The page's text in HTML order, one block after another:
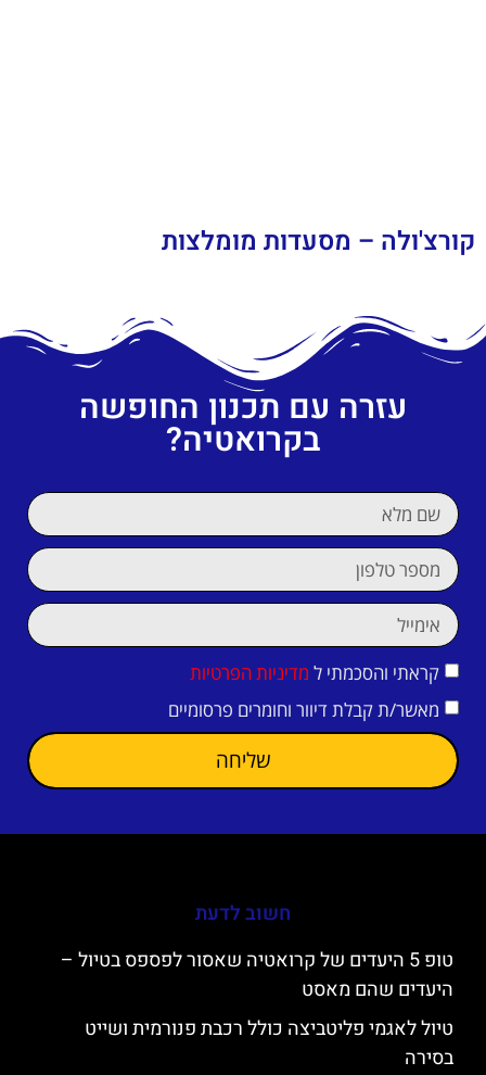
קורצ'ולה – מסעדות מומלצות
עזרה עם תכנון החופשה
בקרואטיה?
קראתי והסכמתי ל מדיניות הפרטיות
מאשר/ת קבלת דיוור וחומרים פרסומיים
שליחה
חשוב לדעת
טופ 5 היעדים של קרואטיה שאסור לפספס בטיול –
היעדים שהם מאסט
טיול לאגמי פליטביצה כולל רכבת פנורמית ושייט
בסירה